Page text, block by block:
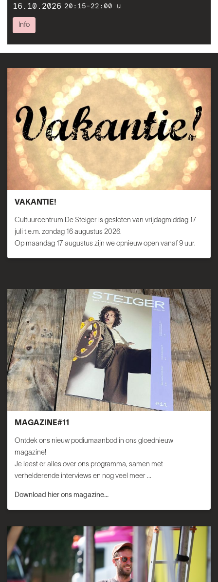
16.10.2026 20:15-22:00 u
Info
VAKANTIE!
Cultuurcentrum De Steiger is gesloten van vrijdagmiddag 17
juli t.e.m. zondag 16 augustus 2026.
Op maandag 17 augustus zijn we opnieuw open vanaf 9 uur.
MAGAZINE#11
Ontdek ons nieuw podiumaanbod in ons gloednieuw
magazine!
Je leest er alles over ons programma, samen met
verhelderende interviews en nog veel meer ...
Download hier ons magazine...